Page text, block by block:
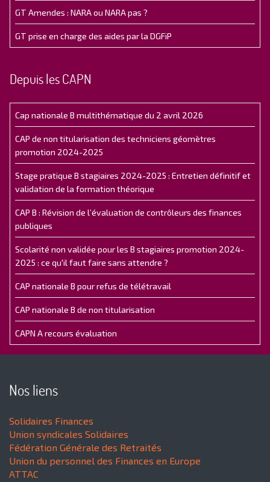
GT Amendes : NARA ou NARA pas ?
GT prise en charge des aides par la DGFiP
Depuis les CAPN
Cap nationale B multithématique du 2 avril 2026
CAP de non titularisation des techniciens géomètres
promotion 2024-2025
Stage pratique B stagiaires 2024-2025 : Entretien définitif et
validation de la formation théorique
CAP B : Révision de l’évaluation de contrôleurs des finances
publiques
Scolarité non validée pour les B stagiaires promotion 2024-
2025 : ce qu'il faut faire sans attendre ?
CAP nationale B pour refus de télétravail
CAP nationale B de non titularisation
CAPN A recours évaluation
Nos liens
Solidaires Finances
Union syndicales Solidaires
Fédération Générale des Retraités
Union du personnel des Finances en Europe
ATTAC